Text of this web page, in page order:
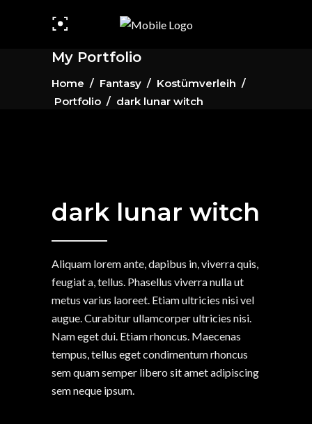
My Portfolio
Home / Fantasy / Kostümverleih /
Portfolio / dark lunar witch
dark lunar witch
Aliquam lorem ante, dapibus in, viverra quis,
feugiat a, tellus. Phasellus viverra nulla ut
metus varius laoreet. Etiam ultricies nisi vel
augue. Curabitur ullamcorper ultricies nisi.
Nam eget dui. Etiam rhoncus. Maecenas
tempus, tellus eget condimentum rhoncus
sem quam semper libero sit amet adipiscing
sem neque ipsum.